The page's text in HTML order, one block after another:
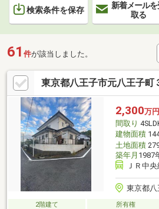
検索条件を保存
新着メール
取る
61 件が該当しました。
東京都八王子市元八王子町
2,300万円
間取り
建物面積
土地面積
築年月 1987
ＪＲ中
東京都八
2階建て 所有権